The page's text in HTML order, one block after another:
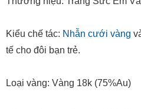
Kiểu chế tác: Nhẫn cưới vàng
tế cho đôi bạn trẻ.
Loại vàng: Vàng 18k (75%Au)